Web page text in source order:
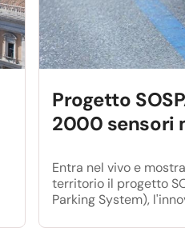
Progetto
2000 sensori
Entra nel vivo e
territorio il progetto
Parking System),
Roma Servizi per la